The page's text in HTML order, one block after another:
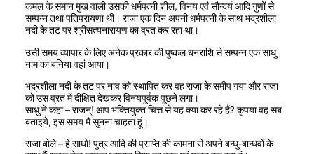
कमल के समान मुख वाली उसकी धर्मपत्नी शील, विनय एवं सौन्दर्य आदि गुणों से
सम्पन्न तथा पतिपरायणा थी। राजा एक दिन अपनी धर्मपत्नी के साथ भद्रशीला
नदी के तट पर श्रीसत्यनारायण का व्रत कर रहा था।
उसी समय व्यापार के लिए अनेक प्रकार की पुष्कल धनराशि से सम्पन्न एक साधु
नाम का बनिया वहां आया।
भद्रशीला नदी के तट पर नाव को स्थापित कर वह राजा के समीप गया और राजा
को उस व्रत में दीक्षित देखकर विनयपूर्वक पूछने लगा।
साधु ने कहा – राजन्! आप भक्तियुक्त चित्त से यह क्या कर रहे हैं? कृपया वह सब
बताइये, इस समय मैं सुनना चाहता हूं।
राजा बोले – हे साधो! पुत्र आदि की प्राप्ति की कामना से अपने बन्धु-बान्धवों के